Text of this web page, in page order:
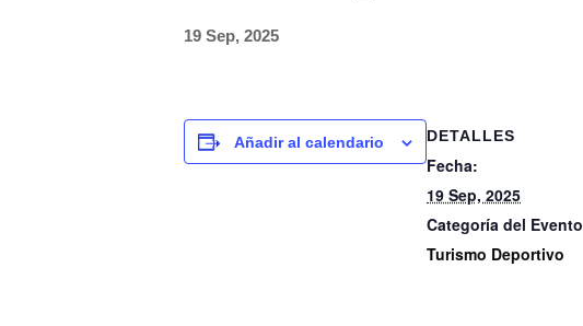
19 Sep, 2025
Añadir al calendario DETALLES
Fecha:
19 Sep, 2025
Categoría del
Turismo Deportivo